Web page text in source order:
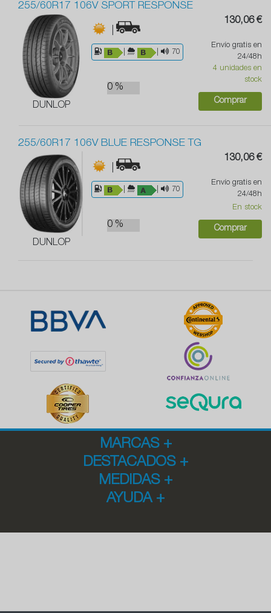
255/60R17 106V SPORT RESPONSE
DUNLOP
|
70
0 %
130,06 €
Envío gratis en
24/48h
4 unidades en
stock
Comprar
255/60R17 106V BLUE RESPONSE TG
DUNLOP
|
70
0 %
130,06 €
Envío gratis en
24/48h
En stock
Comprar
MARCAS +
DESTACADOS +
MEDIDAS +
AYUDA +